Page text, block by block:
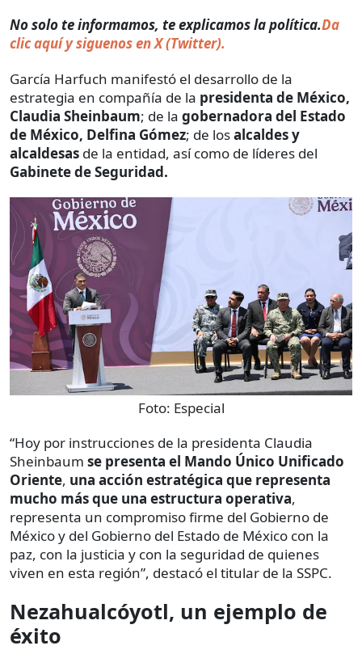
No solo te informamos, te explicamos la política.Da
clic aquí y siguenos en X (Twitter).
García Harfuch manifestó el desarrollo de la
estrategia en compañía de la presidenta de México,
Claudia Sheinbaum; de la gobernadora del Estado
de México, Delfina Gómez; de losalcaldes y
alcaldesas de la entidad, así como de líderes del
Gabinete de Seguridad.
Foto: Especial
“Hoy por instrucciones de la presidenta Claudia
Sheinbaum se presenta el Mando Único Unificado
Oriente, una acción estratégica que representa
mucho más que una estructura operativa,
representa un compromiso firme del Gobierno de
México y del Gobierno del Estado de México con la
paz, con la justicia y con la seguridad de quienes
viven en esta región”, destacó el titular de la SSPC.
Nezahualcóyotl, un ejemplo de
éxito